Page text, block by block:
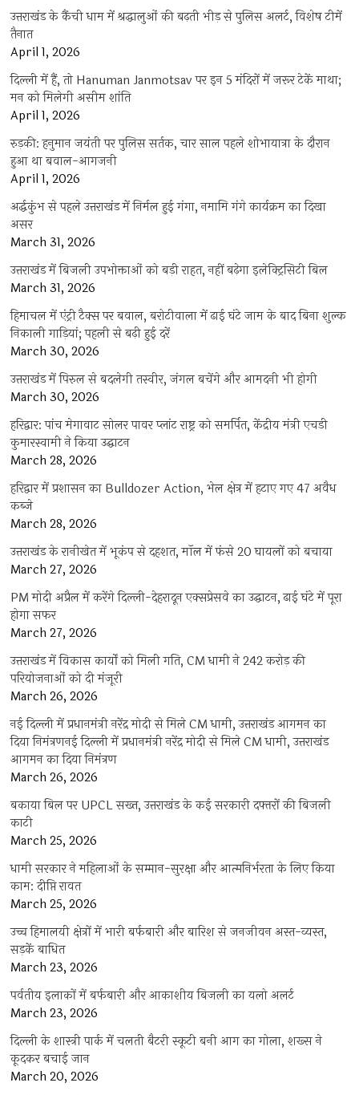
उत्तराखंड के कैंची धाम में श्रद्धालुओं की बढ़ती भीड़ से पुलिस अलर्ट, विशेष टीमें
तैनात
April 1, 2026
दिल्ली में हैं, तो Hanuman Janmotsav पर इन 5 मंदिरों में जरूर टेकें माथा;
मन को मिलेगी असीम शांति
April 1, 2026
रुड़की: हनुमान जयंती पर पुलिस सर्तक, चार साल पहले शोभायात्रा के दौरान
हुआ था बवाल-आगजनी
April 1, 2026
अर्द्धकुंभ से पहले उत्तराखंड में निर्मल हुई गंगा, नमामि गंगे कार्यक्रम का दिखा
असर
March 31, 2026
उत्तराखंड में बिजली उपभोक्ताओं को बड़ी राहत, नहीं बढ़ेगा इलेक्ट्रिसिटी बिल
March 31, 2026
हिमाचल में एंट्री टैक्स पर बवाल, बरोटीवाला में ढाई घंटे जाम के बाद बिना शुल्क
निकाली गाड़ियां; पहली से बढ़ी हुई दरें
March 30, 2026
उत्तराखंड में पिरुल से बदलेगी तस्वीर, जंगल बचेंगे और आमदनी भी होगी
March 30, 2026
हरिद्वार: पांच मेगावाट सोलर पावर प्लांट राष्ट्र को समर्पित, केंद्रीय मंत्री एचडी
कुमारस्वामी ने किया उद्घाटन
March 28, 2026
हरिद्वार में प्रशासन का Bulldozer Action, भेल क्षेत्र में हटाए गए 47 अवैध
कब्जे
March 28, 2026
उत्तराखंड के रानीखेत में भूकंप से दहशत, मॉल में फंसे 20 घायलों को बचाया
March 27, 2026
PM मोदी अप्रैल में करेंगे दिल्ली-देहरादून एक्सप्रेसवे का उद्घाटन, ढाई घंटे में पूरा
होगा सफर
March 27, 2026
उत्तराखंड में विकास कार्यों को मिली गति, CM धामी ने 242 करोड़ की
परियोजनाओं को दी मंजूरी
March 26, 2026
नई दिल्ली में प्रधानमंत्री नरेंद्र मोदी से मिले CM धामी, उत्तराखंड आगमन का
दिया निमंत्रणनई दिल्ली में प्रधानमंत्री नरेंद्र मोदी से मिले CM धामी, उत्तराखंड
आगमन का दिया निमंत्रण
March 26, 2026
बकाया बिल पर UPCL सख्त, उत्तराखंड के कई सरकारी दफ्तरों की बिजली
काटी
March 25, 2026
धामी सरकार ने महिलाओं के सम्मान-सुरक्षा और आत्मनिर्भरता के लिए किया
काम: दीप्ति रावत
March 25, 2026
उच्च हिमालयी क्षेत्रों में भारी बर्फबारी और बारिश से जनजीवन अस्त-व्यस्त,
सड़कें बाधित
March 23, 2026
पर्वतीय इलाकों में बर्फबारी और आकाशीय बिजली का यलो अलर्ट
March 23, 2026
दिल्ली के शास्त्री पार्क में चलती बैटरी स्कूटी बनी आग का गोला, शख्स ने
कूदकर बचाई जान
March 20, 2026